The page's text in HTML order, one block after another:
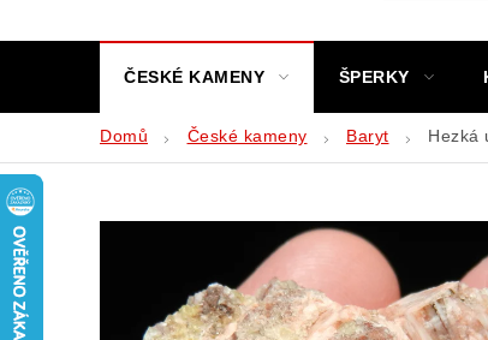
ČESKÉ KAMENY ŠPERKY
Domů České kameny Baryt Hezká